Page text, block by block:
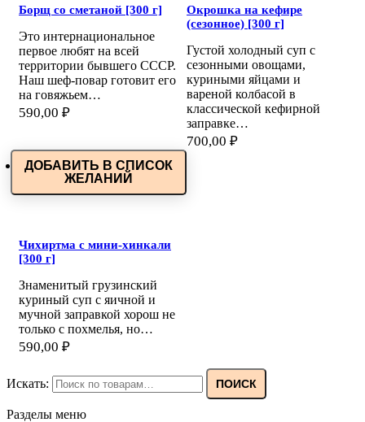
Борщ со сметаной [300 г]
Это интернациональное
первое любят на всей
территории бывшего СССР.
Наш шеф-повар готовит его
на говяжьем…
590,00 ₽
Окрошка на кефире
(сезонное) [300 г]
Густой холодный суп с
сезонными овощами,
куриными яйцами и
вареной колбасой в
классической кефирной
заправке…
700,00 ₽
ДОБАВИТЬ В СПИСОК
ЖЕЛАНИЙ
Чихиртма с мини-хинкали
[300 г]
Знаменитый грузинский
куриный суп с яичной и
мучной заправкой хорош не
только с похмелья, но…
590,00 ₽
Искать: ПОИСК
Разделы меню